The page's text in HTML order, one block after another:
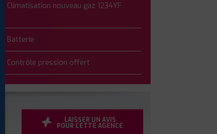
Climatisation nouveau gaz 1234YF
Batterie
Contrôle pression offert
LAISSER UN AVIS
POUR CETTE AGENCE